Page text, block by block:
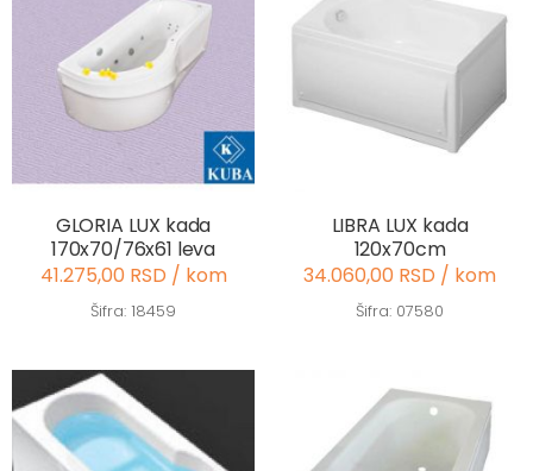
GLORIA LUX kada
170x70/76x61 leva
41.275,00 RSD / kom
Šifra: 18459
LIBRA LUX kada
120x70cm
34.060,00 RSD / kom
Šifra: 07580